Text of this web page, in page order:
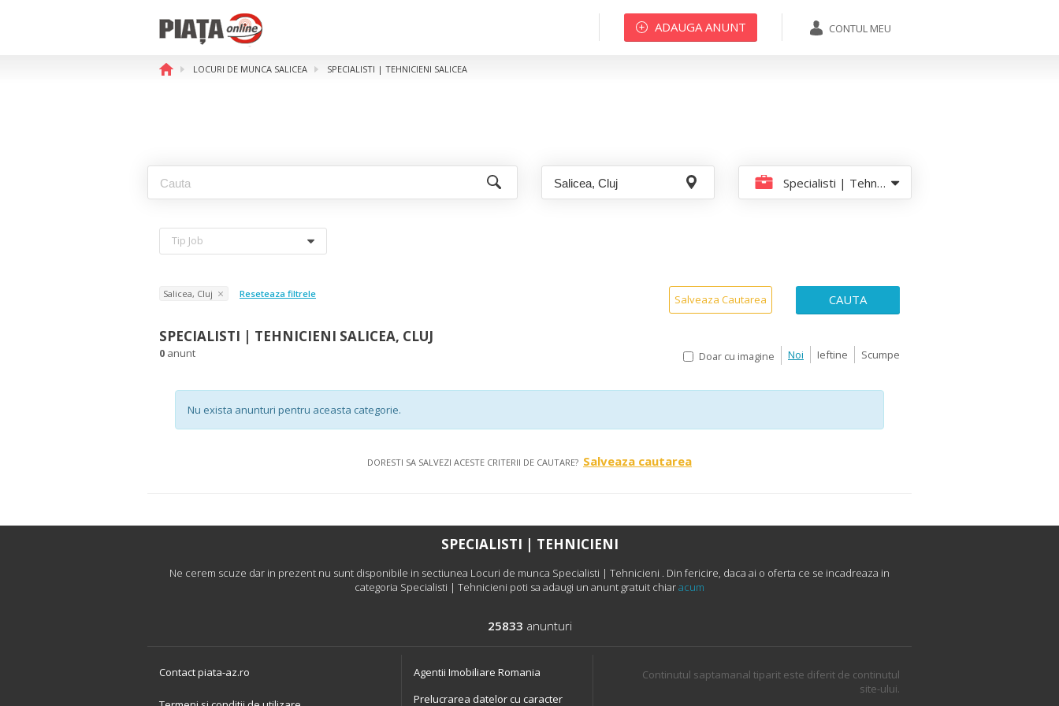
CONTUL MEU
ADAUGA ANUNT
LOCURI DE MUNCA SALICEA SPECIALISTI | TEHNICIENI SALICEA
Specialisti | Tehnicieni
Tip Job
Salicea, Cluj Reseteaza filtrele Salveaza Cautarea CAUTA
SPECIALISTI | TEHNICIENI SALICEA, CLUJ
0 anunt Doar cu imagine Noi Ieftine Scumpe
Nu exista anunturi pentru aceasta categorie.
DORESTI SA SALVEZI ACESTE CRITERII DE CAUTARE? Salveaza cautarea
SPECIALISTI | TEHNICIENI
Ne cerem scuze dar in prezent nu sunt disponibile in sectiunea Locuri de munca Specialisti | Tehnicieni . Din fericire, daca ai o oferta ce se incadreaza in
categoria Specialisti | Tehnicieni poti sa adaugi un anunt gratuit chiaracum
25833 anunturi
Contact piata-az.ro
Agentii Imobiliare Romania
Prelucrarea datelor cu caracter
Continutul saptamanal tiparit este diferit de continutul
site-ului.